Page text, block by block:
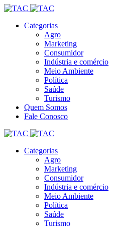
Categorias
Agro
Marketing
Consumidor
Indústria e comércio
Meio Ambiente
Política
Saúde
Turismo
Quem Somos
Fale Conosco
Categorias
Agro
Marketing
Consumidor
Indústria e comércio
Meio Ambiente
Política
Saúde
Turismo